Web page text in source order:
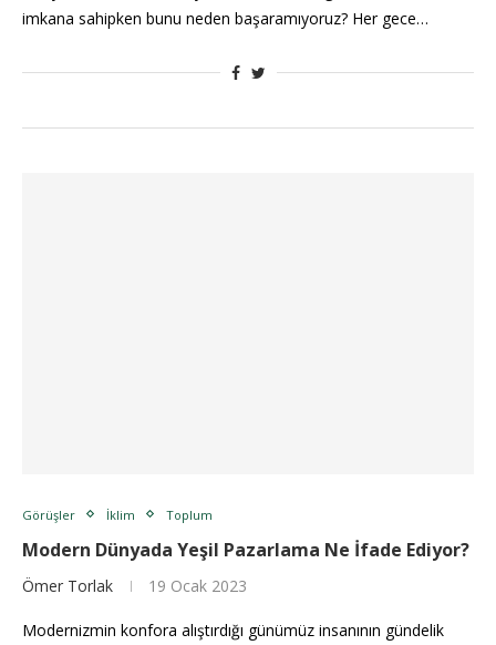
imkana sahipken bunu neden başaramıyoruz? Her gece…
Görüşler İklim Toplum
Modern Dünyada Yeşil Pazarlama Ne İfade Ediyor?
Ömer Torlak 19 Ocak 2023
Modernizmin konfora alıştırdığı günümüz insanının gündelik